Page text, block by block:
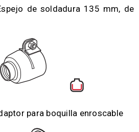
de soldadura 135 mm, de
para boquilla enroscable